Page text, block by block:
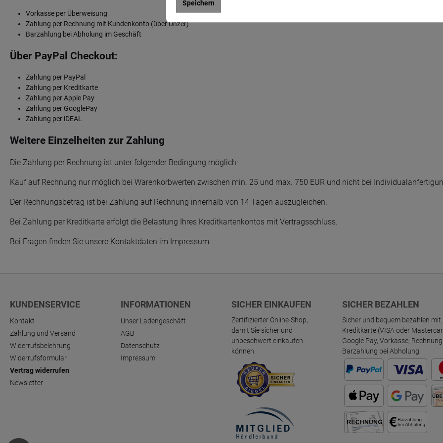
Vorkasse per Überweisung
Zahlung per Rechnung mit Kundenkonto (über Unzer)
Barzahlung bei Abholung im Geschäft
Über PayPal Checkout:
Zahlung per PayPal
Zahlung per Kreditkarte
Zahlung per Apple Pay
Zahlung per GooglePay
Zahlung per iDEAL
Weitere Einzelheiten zur Zahlung
Die Zahlung per Rechnung ist unter folgender Bedingung möglich:
Kauf auf Rechnung nur möglich bei Warenkorbwerten zwischen min. 25 und max. 750 EUR und nicht bei
Der Rechnungsbetrag ist bei Zahlung auf Rechnung innerhalb von 14 Tagen auszugleichen.
Bei Zahlung per Kreditkarte erfolgt die Belastung Ihres Kreditkartenkontos mit Vertragsschluss.
Bei Fragen finden Sie unsere Kontaktdaten im Impressum.
KUNDENSERVICE
Kontakt
Zahlung und Versand
Widerrufsbelehrung
Widerrufsformular
Vertrag widerrufen
Newsletter
INFORMATIONEN
Unser Ladengeschäft
AGB
Datenschutz
Impressum
SICHER EINKAUFEN
Zertifizierter Online-Shop,
damit Sie sicher und
unbeschwert einkaufen
können.
SICHER BEZAHLEN
Sicher und bequem bezahlen mit
Kreditkarte (VISA oder
Google Pay, Vorkasse,
Barzahlung bei Abholung.
Speichern